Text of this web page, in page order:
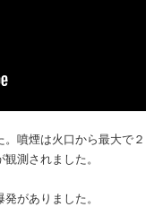
噴煙は火口から最大で２
測されました。
がありました。